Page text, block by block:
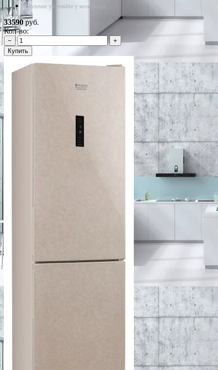
*Наличие уточняйте у менеджера
33590 руб.
Кол-во:
−
+
Купить